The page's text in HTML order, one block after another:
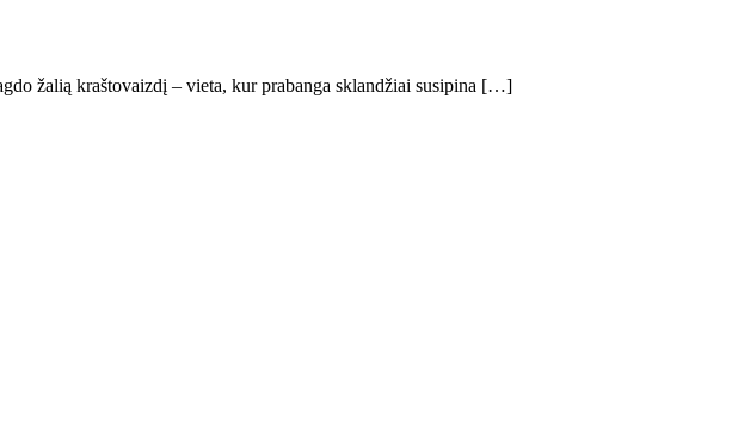
žalią kraštovaizdį – vieta, kur prabanga sklandžiai susipina […]